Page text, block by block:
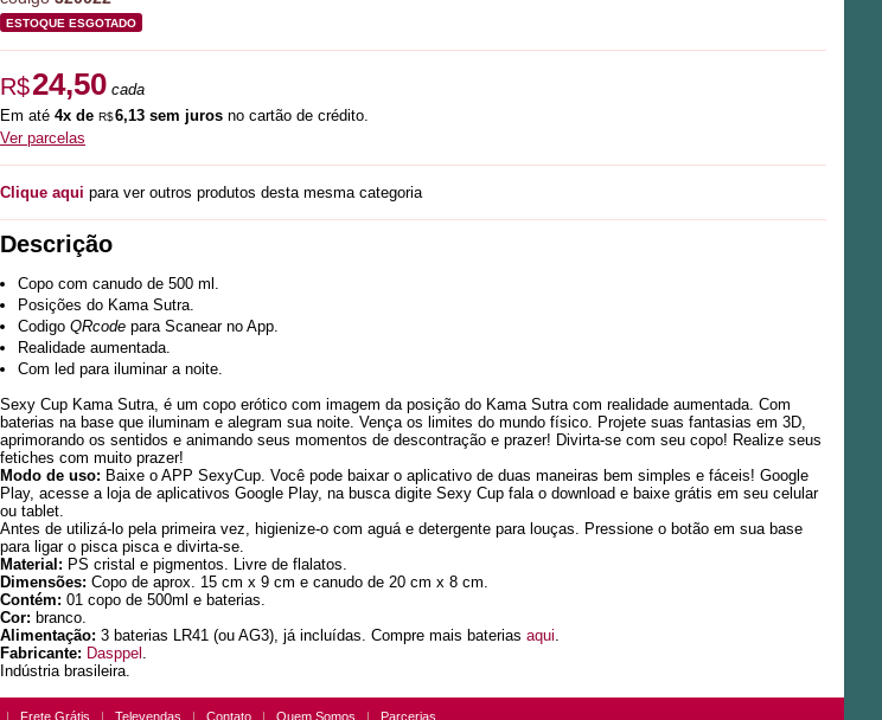
ESTOQUE ESGOTADO
R$24,50 cada
Em até 4x de R$6,13 sem jurosno cartão de crédito.
Ver parcelas
Clique aqui para ver outros produtos desta mesma categoria
Descrição
Copo com canudo de 500 ml.
Posições do Kama Sutra.
Codigo QRcode para Scanear no App.
Realidade aumentada.
Com led para iluminar a noite.
Sexy Cup Kama Sutra, é um copo erótico com imagem da posição do Kama Sutra com realidade aumentada. Com
baterias na base que iluminam e alegram sua noite. Vença os limites do mundo físico. Projete suas fantasias em 3D,
aprimorando os sentidos e animando seus momentos de descontração e prazer! Divirta-se com seu copo! Realize seus
fetiches com muito prazer!
Modo de uso: Baixe o APP SexyCup. Você pode baixar o aplicativo de duas maneiras bem simples e fáceis! Google
Play, acesse a loja de aplicativos Google Play, na busca digite Sexy Cup fala o download e baixe grátis em seu celular
ou tablet.
Antes de utilizá-lo pela primeira vez, higienize-o com aguá e detergente para louças. Pressione o botão em sua base
para ligar o pisca pisca e divirta-se.
Material: PS cristal e pigmentos. Livre de flalatos.
Dimensões: Copo de aprox. 15 cm x 9 cm e canudo de 20 cm x 8 cm.
Contém: 01 copo de 500ml e baterias.
Cor: branco.
Alimentação: 3 baterias LR41 (ou AG3), já incluídas. Compre mais baterias aqui.
Fabricante: Dasppel .
Indústria brasileira.
Frete Grátis | Televendas | Contato| Quem Somos | Parcerias